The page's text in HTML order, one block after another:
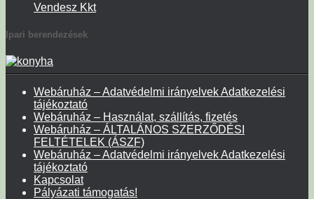
Vendesz Kkt
Ipari berendezések
Webáruház – Adatvédelmi irányelvek Adatkezelési
tájékoztató
Webáruház – Használat, szállítás, fizetés
Webáruház – ÁLTALÁNOS SZERZŐDÉSI
FELTÉTELEK (ÁSZF)
Webáruház – Adatvédelmi irányelvek Adatkezelési
tájékoztató
Kapcsolat
Pályázati támogatás!